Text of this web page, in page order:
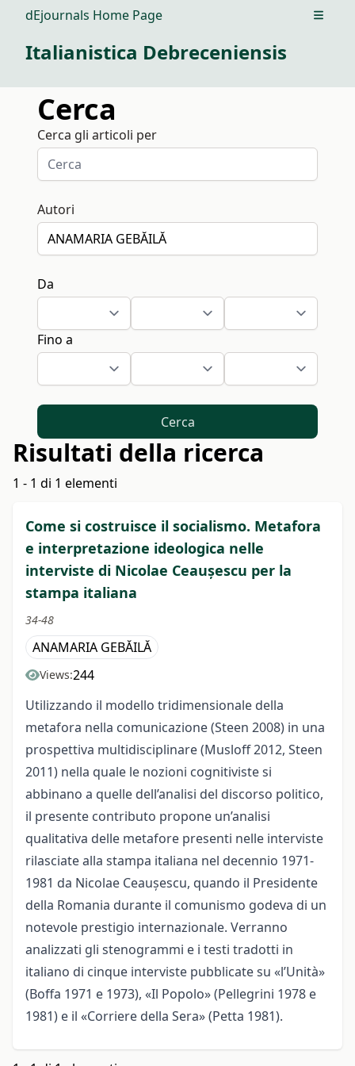
dEjournals Home Page Open
Italianistica Debreceniensis
Cerca
Cerca gli articoli per
Autori
Da
Fino a
Cerca
Risultati della ricerca
1 - 1 di 1 elementi
Come si costruisce il socialismo. Metafora
e interpretazione ideologica nelle
interviste di Nicolae Ceaușescu per la
stampa italiana
34-48
ANAMARIA GEBĂILĂ
Views:244
Utilizzando il modello tridimensionale della
metafora nella comunicazione (Steen 2008) in una
prospettiva multidisciplinare (Musloff 2012, Steen
2011) nella quale le nozioni cognitiviste si
abbinano a quelle dell’analisi del discorso politico,
il presente contributo propone un’analisi
qualitativa delle metafore presenti nelle interviste
rilasciate alla stampa italiana nel decennio 1971-
1981 da Nicolae Ceaușescu, quando il Presidente
della Romania durante il comunismo godeva di un
notevole prestigio internazionale. Verranno
analizzati gli stenogrammi e i testi tradotti in
italiano di cinque interviste pubblicate su «l’Unità»
(Boffa 1971 e 1973), «Il Popolo» (Pellegrini 1978 e
1981) e il «Corriere della Sera»(Petta 1981).